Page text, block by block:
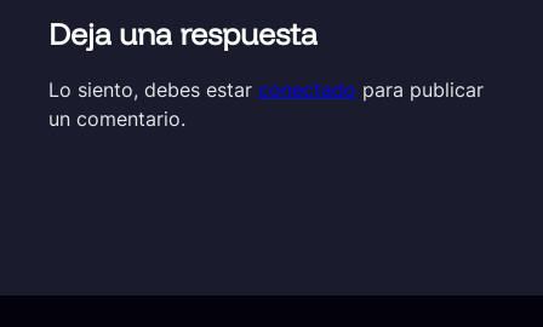
Deja una respuesta
Lo siento, debes estar conectado para publicar
un comentario.